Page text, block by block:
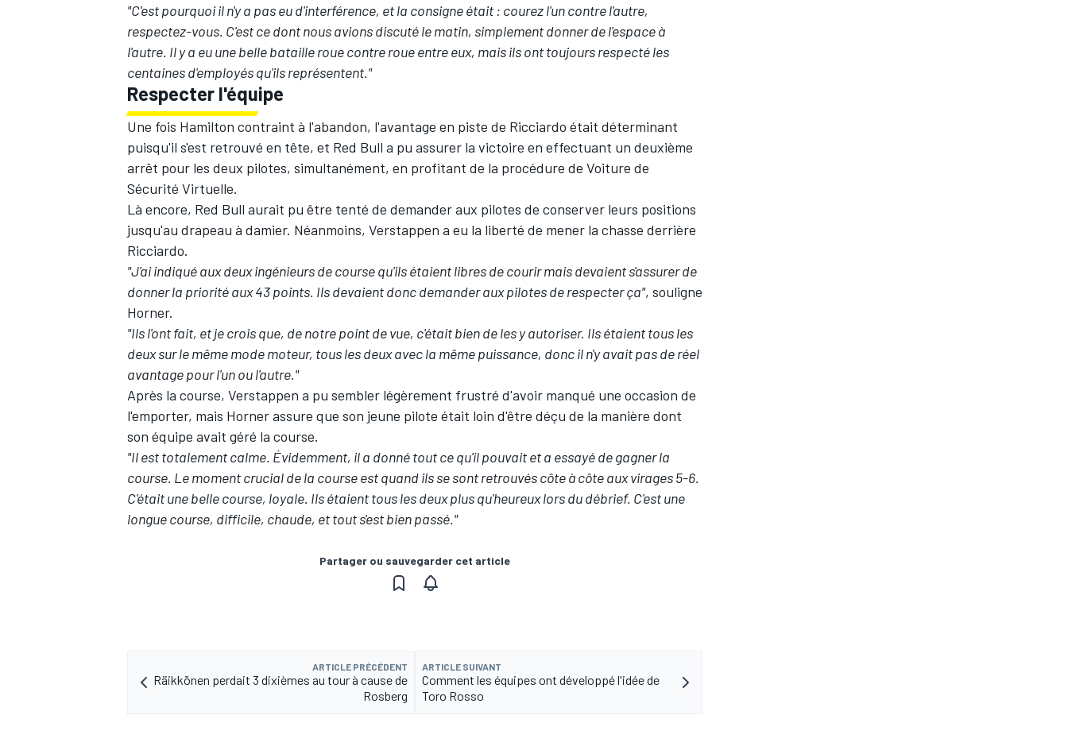
AUTRES CHAMPIONNATS
"C'est pourquoi il n'y a pas eu d'interférence, et la consigne était : courez l'un contre l'autre,
respectez-vous. C'est ce dont nous avions discuté le matin, simplement donner de l'espace à
l'autre. Il y a eu une belle bataille roue contre roue entre eux, mais ils ont toujours respecté les
centaines d'employés qu'ils représentent."
Respecter l'équipe
Une fois Hamilton contraint à l'abandon, l'avantage en piste de Ricciardo était déterminant
puisqu'il s'est retrouvé en tête, et Red Bull a pu assurer la victoire en effectuant un deuxième
arrêt pour les deux pilotes, simultanément, en profitant de la procédure de Voiture de
Sécurité Virtuelle.
Là encore, Red Bull aurait pu être tenté de demander aux pilotes de conserver leurs positions
jusqu'au drapeau à damier. Néanmoins, Verstappen a eu la liberté de mener la chasse derrière
Ricciardo.
"J'ai indiqué aux deux ingénieurs de course qu'ils étaient libres de courir mais devaient s'assurer de
donner la priorité aux 43 points. Ils devaient donc demander aux pilotes de respecter ça", souligne
Horner.
"Ils l'ont fait, et je crois que, de notre point de vue, c'était bien de les y autoriser. Ils étaient tous les
deux sur le même mode moteur, tous les deux avec la même puissance, donc il n'y avait pas de réel
avantage pour l'un ou l'autre."
Après la course, Verstappen a pu sembler légèrement frustré d'avoir manqué une occasion de
l'emporter, mais Horner assure que son jeune pilote était loin d'être déçu de la manière dont
son équipe avait géré la course.
"Il est totalement calme. Évidemment, il a donné tout ce qu'il pouvait et a essayé de gagner la
course. Le moment crucial de la course est quand ils se sont retrouvés côte à côte aux virages 5-6.
C'était une belle course, loyale. Ils étaient tous les deux plus qu'heureux lors du débrief. C'est une
longue course, difficile, chaude, et tout s'est bien passé."
Partager ou sauvegarder cet article
ARTICLE PRÉCÉDENT
Räikkönen perdait 3 dixièmes au tour à cause de
Rosberg
ARTICLE SUIVANT
Comment les équipes ont développé l'idée de
Toro Rosso